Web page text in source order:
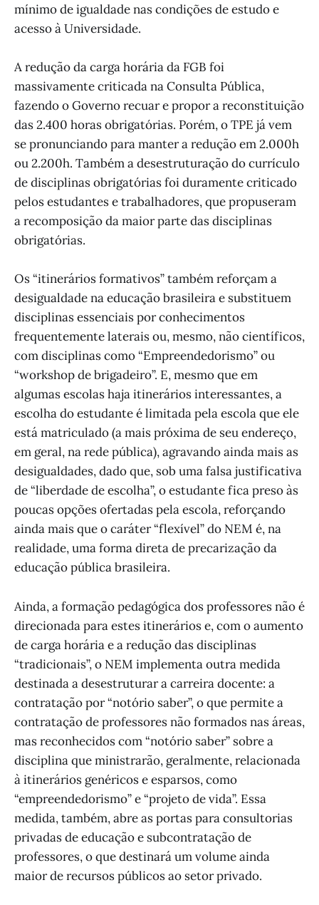
mínimo de igualdade nas condições de estudo e
acesso à Universidade.
A redução da carga horária da FGB foi
massivamente criticada na Consulta Pública,
fazendo o Governo recuar e propor a reconstituição
das 2.400 horas obrigatórias. Porém, o TPE já vem
se pronunciando para manter a redução em 2.000h
ou 2.200h. Também a desestruturação do currículo
de disciplinas obrigatórias foi duramente criticado
pelos estudantes e trabalhadores, que propuseram
a recomposição da maior parte das disciplinas
obrigatórias.
Os “itinerários formativos” também reforçam a
desigualdade na educação brasileira e substituem
disciplinas essenciais por conhecimentos
frequentemente laterais ou, mesmo, não científicos,
com disciplinas como “Empreendedorismo” ou
“workshop de brigadeiro”. E, mesmo que em
algumas escolas haja itinerários interessantes, a
escolha do estudante é limitada pela escola que ele
está matriculado (a mais próxima de seu endereço,
em geral, na rede pública), agravando ainda mais as
desigualdades, dado que, sob uma falsa justificativa
de “liberdade de escolha”, o estudante fica preso às
poucas opções ofertadas pela escola, reforçando
ainda mais que o caráter “flexível” do NEM é, na
realidade, uma forma direta de precarização da
educação pública brasileira.
Ainda, a formação pedagógica dos professores não é
direcionada para estes itinerários e, com o aumento
de carga horária e a redução das disciplinas
“tradicionais”, o NEM implementa outra medida
destinada a desestruturar a carreira docente: a
contratação por “notório saber”, o que permite a
contratação de professores não formados nas áreas,
mas reconhecidos com “notório saber” sobre a
disciplina que ministrarão, geralmente, relacionada
à itinerários genéricos e esparsos, como
“empreendedorismo” e “projeto de vida”. Essa
medida, também, abre as portas para consultorias
privadas de educação e subcontratação de
professores, o que destinará um volume ainda
maior de recursos públicos ao setor privado.